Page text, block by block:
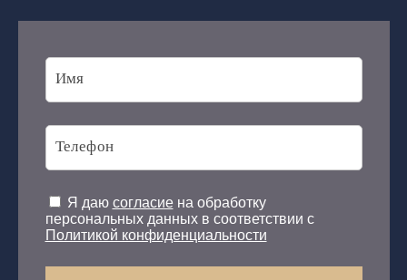
Я даю согласиена обработку
персональных данных в соответствии с
Политикой конфиденциальности